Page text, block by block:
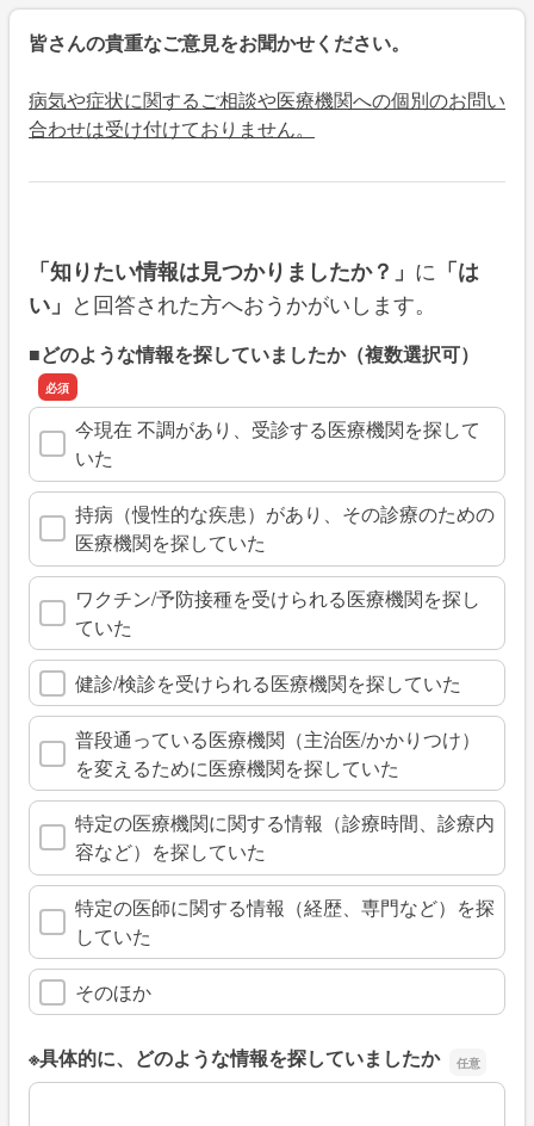
皆さんの貴重なご意見をお聞かせください。
病気や症状に関するご相談や医療機関への個別のお問い
合わせは受け付けておりません。
「知りたい情報は見つかりましたか？」 に 「は
い」 と回答された方へおうかがいします。
■どのような情報を探していましたか（複数選択可）
今現在 不調があり、受診する医療機関を探して
いた
持病（慢性的な疾患）があり、その診療のための
医療機関を探していた
ワクチン/予防接種を受けられる医療機関を探し
ていた
健診/検診を受けられる医療機関を探していた
普段通っている医療機関（主治医/かかりつけ）
を変えるために医療機関を探していた
特定の医療機関に関する情報（診療時間、診療内
容など）を探していた
特定の医師に関する情報（経歴、専門など）を探
していた
そのほか
※具体的に、どのような情報を探していましたか
※具体的に、どのような情報を探していましたか